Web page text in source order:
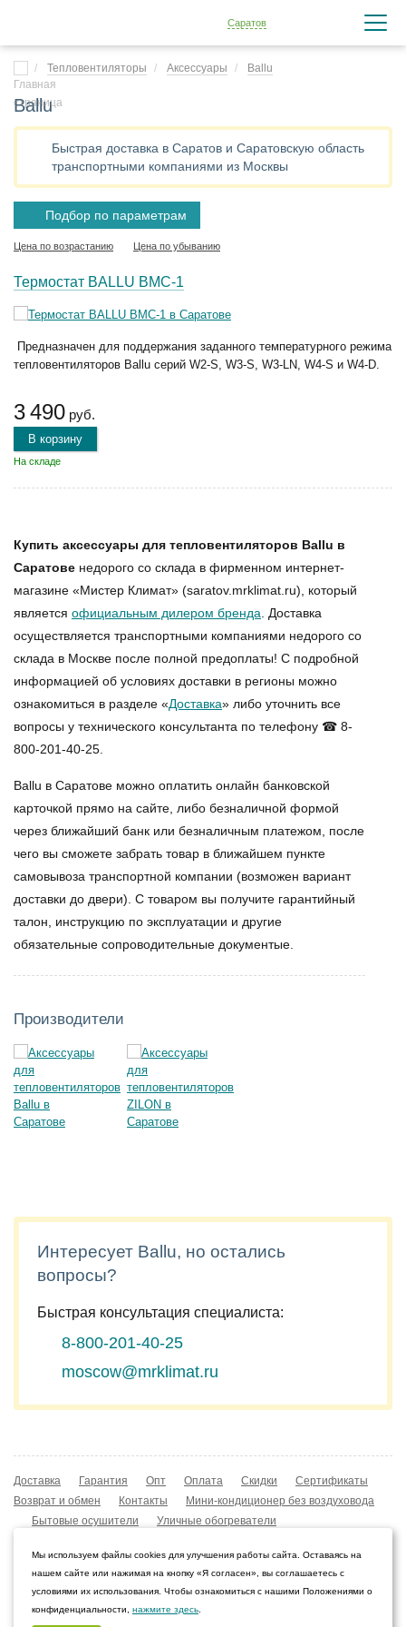
Саратов
Тепловентиляторы Аксессуары Ballu
Ballu
Быстрая доставка в Саратов и Саратовскую область
транспортными компаниями из Москвы
Подбор по параметрам
Цена по возрастанию Цена по убыванию
Термостат BALLU BMC-1
Предназначен для поддержания заданного температурного режима
тепловентиляторов Ballu серий W2-S, W3-S, W3-LN, W4-S и W4-D.
3 490 руб.
В корзину
На складе
Купить аксессуары для тепловентиляторов Ballu в
Саратове недорого со склада в фирменном интернет-
магазине «Мистер Климат» (saratov.mrklimat.ru), который
является официальным дилером бренда . Доставка
осуществляется транспортными компаниями недорого со
склада в Москве после полной предоплаты! С подробной
информацией об условиях доставки в регионы можно
ознакомиться в разделе «Доставка» либо уточнить все
вопросы у технического консультанта по телефону ☎ 8-
800-201-40-25.
Ballu в Саратове можно оплатить онлайн банковской
карточкой прямо на сайте, либо безналичной формой
через ближайший банк или безналичным платежом, после
чего вы сможете забрать товар в ближайшем пункте
самовывоза транспортной компании (возможен вариант
доставки до двери). С товаром вы получите гарантийный
талон, инструкцию по эксплуатации и другие
обязательные сопроводительные документые.
Производители
Интересует Ballu, но остались
вопросы?
Быстрая консультация специалиста:
8-800-201-40-25
moscow@mrklimat.ru
Доставка Гарантия Опт Оплата Скидки
Сертификаты
Возврат и обмен
Контакты
Мини-кондиционер без воздуховода
Бытовые осушители
Уличные обогреватели
Охладители воздуха
Конвекторы NOBO
© 2009–2026 Интернет-магазин «Мистер Климат»
Мы используем файлы cookies для улучшения работы сайта. Оставаясь на
нашем сайте или нажимая на кнопку «Я согласен», вы соглашаетесь с
условиями их использования. Чтобы ознакомиться с нашими Положениями о
конфиденциальности, нажмите здесь